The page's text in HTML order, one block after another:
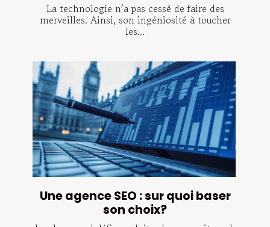
La technologie n’a pas cessé de faire des
merveilles. Ainsi, son ingéniosité à toucher
les...
Une agence SEO : sur quoi baser
son choix?